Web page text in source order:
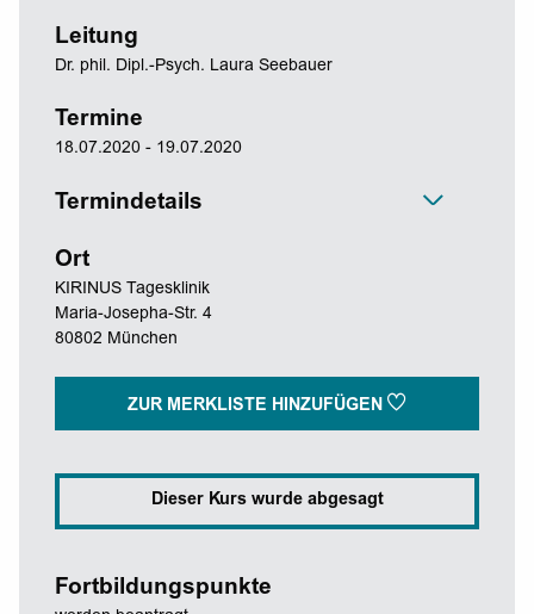
Leitung
Dr. phil. Dipl.-Psych. Laura Seebauer
Termine
18.07.2020 - 19.07.2020
Termindetails
Ort
KIRINUS Tagesklinik
Maria-Josepha-Str. 4
80802 München
ZUR MERKLISTE HINZUFÜGEN
Dieser Kurs wurde abgesagt
Fortbildungspunkte